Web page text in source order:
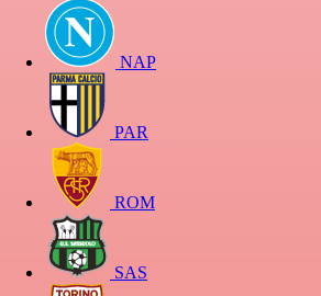
NAP
PAR
ROM
SAS